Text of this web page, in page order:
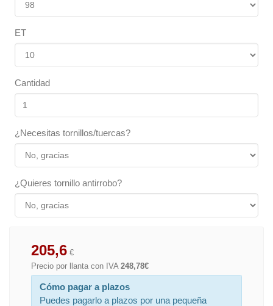
ET
Cantidad
¿Necesitas tornillos/tuercas?
¿Quieres tornillo antirrobo?
205,6 €
Precio por llanta con IVA 248,78€
Cómo pagar a plazos
Puedes pagarlo a plazos por una pequeña